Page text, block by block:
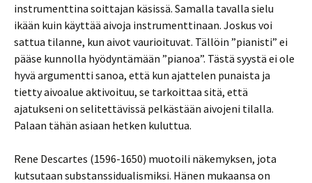
instrumenttina soittajan käsissä. Samalla tavalla sielu
ikään kuin käyttää aivoja instrumenttinaan. Joskus voi
sattua tilanne, kun aivot vaurioituvat. Tällöin ”pianisti” ei
pääse kunnolla hyödyntämään ”pianoa”. Tästä syystä ei ole
hyvä argumentti sanoa, että kun ajattelen punaista ja
tietty aivoalue aktivoituu, se tarkoittaa sitä, että
ajatukseni on selitettävissä pelkästään aivojeni tilalla.
Palaan tähän asiaan hetken kuluttua.
Rene Descartes (1596-1650) muotoili näkemyksen, jota
kutsutaan substanssidualismiksi. Hänen mukaansa on